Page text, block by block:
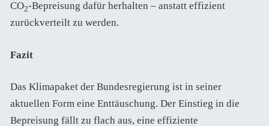
CO2-Bepreisung dafür herhalten – anstatt effizient
zurückverteilt zu werden.
Fazit
Das Klimapaket der Bundesregierung ist in seiner
aktuellen Form eine Enttäuschung. Der Einstieg in die
Bepreisung fällt zu flach aus, eine effiziente